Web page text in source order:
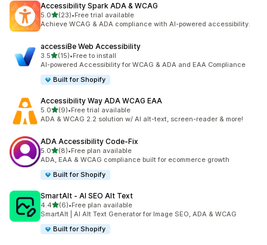
Accessibility Spark ADA & WCAG
5.0별 5개 중
(23)
총 리뷰 23개
•Free trial available
Achieve WCAG & ADA compliance with AI-powered accessibility.
accessiBe Web Accessibility
3.5별 5개 중
(15)
총 리뷰 15개
•Free to install
AI-powered Accessibility for WCAG & ADA and EAA Compliance
Built for Shopify
Accessibility Way ADA WCAG EAA
5.0별 5개 중
(9)
총 리뷰 9개
•Free trial available
ADA & WCAG 2.2 solution w/ AI alt-text, screen-reader & more!
ADA Accessibility Code‑Fix
5.0별 5개 중
(8)
총 리뷰 8개
•Free plan available
ADA, EAA & WCAG compliance built for ecommerce growth
Built for Shopify
SmartAlt ‑ AI SEO Alt Text
4.4별 5개 중
(6)
총 리뷰 6개
•Free plan available
SmartAlt | AI Alt Text Generator for Image SEO, ADA & WCAG
Built for Shopify